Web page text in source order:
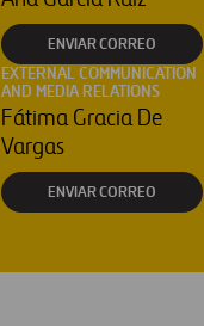
ENVIAR CORREO
EXTERNAL COMMUNICATION
AND MEDIA RELATIONS
Fátima Gracia De
Vargas
ENVIAR CORREO